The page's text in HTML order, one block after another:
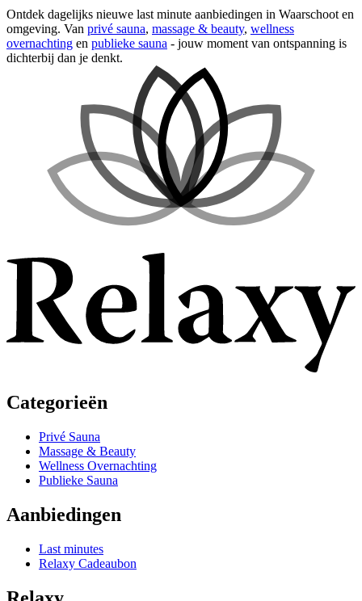
Ontdek dagelijks nieuwe last minute aanbiedingen in Waarschoot en
omgeving. Van privé sauna, massage & beauty, wellness
overnachting en publieke sauna - jouw moment van ontspanning is
dichterbij dan je denkt.
Categorieën
Privé Sauna
Massage & Beauty
Wellness Overnachting
Publieke Sauna
Aanbiedingen
Last minutes
Relaxy Cadeaubon